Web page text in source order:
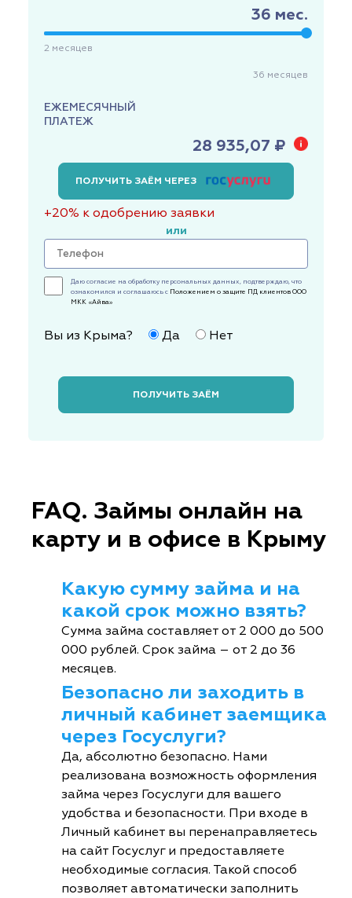
36 мес.
2 месяцев
36 месяцев
ЕЖЕМЕСЯЧНЫЙ
ПЛАТЕЖ
28 935,07 ₽
ПОЛУЧИТЬ ЗАЁМ ЧЕРЕЗ
+20% к одобрению заявки
или
Даю согласие на обработку персональных данных, подтверждаю, что
ознакомился и соглашаюсь с Положением о защите ПД клиентов ООО
МКК «Айва»
Вы из Крыма? Да Нет
ПОЛУЧИТЬ ЗАЁМ
FAQ. Займы онлайн на
карту и в офисе в Крыму
Какую сумму займа и на
какой срок можно взять?
Сумма займа составляет от 2 000 до 500
000 рублей. Срок займа – от 2 до 36
месяцев.
Безопасно ли заходить в
личный кабинет заемщика
через Госуслуги?
Да, абсолютно безопасно. Нами
реализована возможность оформления
займа через Госуслуги для вашего
удобства и безопасности. При входе в
Личный кабинет вы перенаправляетесь
на сайт Госуслуг и предоставляете
необходимые согласия. Такой способ
позволяет автоматически заполнить